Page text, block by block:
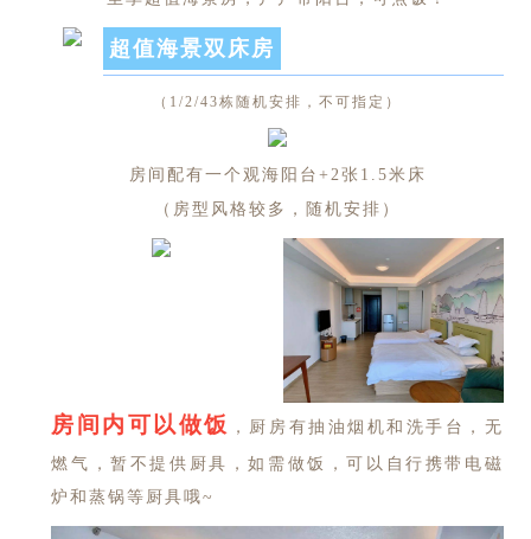
超值海景双床房
（1/2/43栋随机安排，不可指定）
房间配有一个观海阳台+2张1.5米床
（房型风格较多，随机安排）
房间内可以做饭 ，厨房有抽油烟机和洗手台，无
燃气，暂不提供厨具，如需做饭，可以自行携带电磁
炉和蒸锅等厨具哦~